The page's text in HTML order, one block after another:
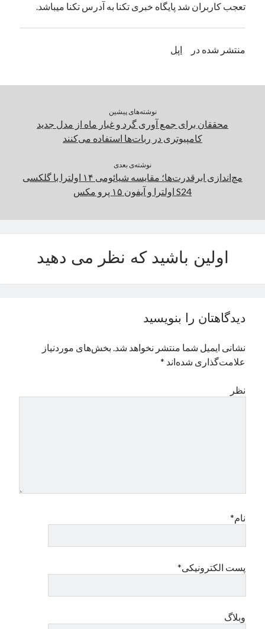
تعجب کاربران شد پایگاه خبری تکنا به آدرس تکنا میباشد.
منتشر شده در اپل
نوشته‌های پیشین
محققان برای جمع آوری گرد و غبار ماه از مدل جدید
کامپیوتری در ربات‌ها استفاده می‌کنند
نوشته‌ی بعدی
مچ‌اندازی ابرقدرت‌ها؛ مقایسه شیائومی ۱۴ اولترا با گلکسی
S24 اولترا و آیفون ۱۵ پرو مکس
اولین باشید که نظر می دهید
دیدگاهتان را بنویسید
نشانی ایمیل شما منتشر نخواهد شد. بخش‌های موردنیاز
علامت‌گذاری شده‌اند *
نظر
نام*
پست الکترونیکی*
وبلاگ